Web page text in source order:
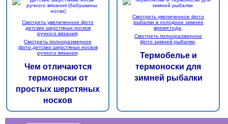
Смотреть увеличенное фото
детских шерстяных носков
ручного вязания.
Смотреть полноразмерное
фото детских шерстяных носков
ручного вязания.
Чем отличаются
термоноски от
простых шерстяных
носков
Смотреть увеличенное фото
рыбалки в холодное зимнее
время года.
Смотреть полноразмерное
фото зимней рыбалки.
Термобелье и
термоноски для
зимней рыбалки